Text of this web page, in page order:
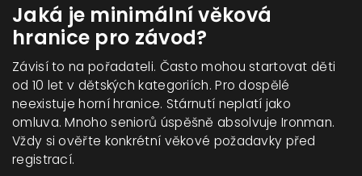
Jaká je minimální věková
hranice pro závod?
Závisí to na pořadateli. Často mohou startovat děti
od 10 let v dětských kategoriích. Pro dospělé
neexistuje horní hranice. Stárnutí neplatí jako
omluva. Mnoho seniorů úspěšně absolvuje Ironman.
Vždy si ověřte konkrétní věkové požadavky před
registrací.